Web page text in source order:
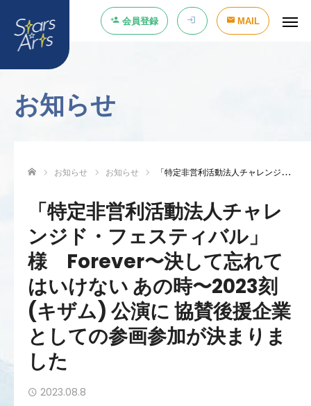
会員登録 MAIL
お知らせ
お知らせ お知らせ 「特定非営利活動法人チャレンジド・フェスティバル」様 Forever〜決して忘れてはいけない あの時〜2023刻(キザム) 公演に 協賛後援企業 としての参画参加が決まりました
「特定非営利活動法人チャレ
ンジド・フェスティバル」
様 Forever〜決して忘れて
はいけない あの時〜2023刻
(キザム) 公演に 協賛後援企業
としての参画参加が決まりま
した
2023.08.8